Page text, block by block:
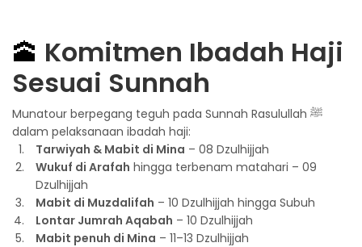
🕋 Komitmen Ibadah Haji
Sesuai Sunnah
Munatour berpegang teguh pada Sunnah Rasulullah ﷺ
dalam pelaksanaan ibadah haji:
Tarwiyah & Mabit di Mina – 08 Dzulhijjah
Wukuf di Arafah hingga terbenam matahari – 09
Dzulhijjah
Mabit di Muzdalifah – 10 Dzulhijjah hingga Subuh
Lontar Jumrah Aqabah – 10 Dzulhijjah
Mabit penuh di Mina – 11–13 Dzulhijjah